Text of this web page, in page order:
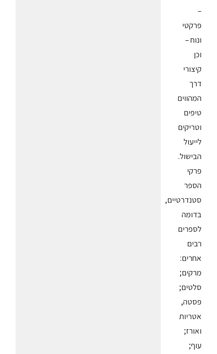
–
פרקטי
ונוח –
וכן
קיצורי
דרך
המהווים
טיפים
וטריקים
לייעול
הבישול.
פרקי
הספר
סטנדרטיים,
בדומה
לספרים
רבים
אחרים:
מרקים;
סלטים;
פסטה,
אטריות
ואורז;
עוף;